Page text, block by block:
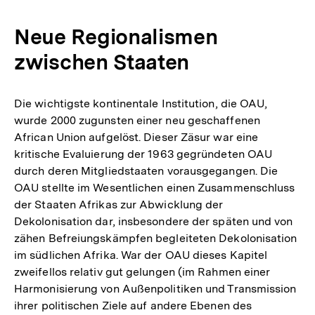
Neue Regionalismen
zwischen Staaten
Die wichtigste kontinentale Institution, die OAU,
wurde 2000 zugunsten einer neu geschaffenen
African Union aufgelöst. Dieser Zäsur war eine
kritische Evaluierung der 1963 gegründeten OAU
durch deren Mitgliedstaaten vorausgegangen. Die
OAU stellte im Wesentlichen einen Zusammenschluss
der Staaten Afrikas zur Abwicklung der
Dekolonisation dar, insbesondere der späten und von
zähen Befreiungskämpfen begleiteten Dekolonisation
im südlichen Afrika. War der OAU dieses Kapitel
zweifellos relativ gut gelungen (im Rahmen einer
Harmonisierung von Außenpolitiken und Transmission
ihrer politischen Ziele auf andere Ebenen des